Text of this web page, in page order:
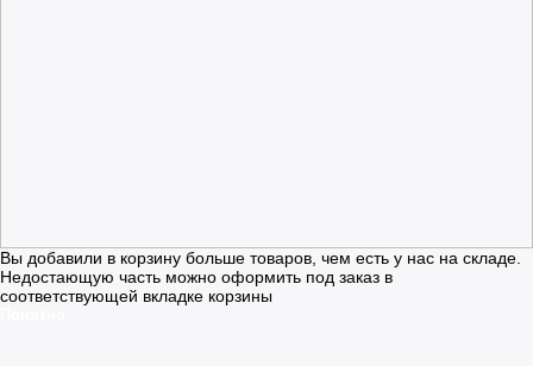
Вы добавили в корзину больше товаров, чем есть у нас на складе.
Недостающую часть можно оформить под заказ в
соответствующей вкладке корзины